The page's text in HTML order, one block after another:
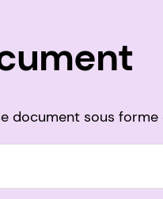
document sous forme